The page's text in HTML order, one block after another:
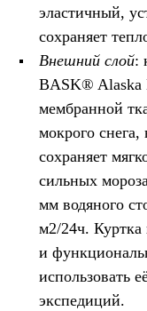
эластичный,
сохраняет
Внешний слой:
BASK® Alaska
мембранной
мокрого
сохраняет
сильных
мм водяного
м2/24ч. Куртка
и
использовать
экспедиций.